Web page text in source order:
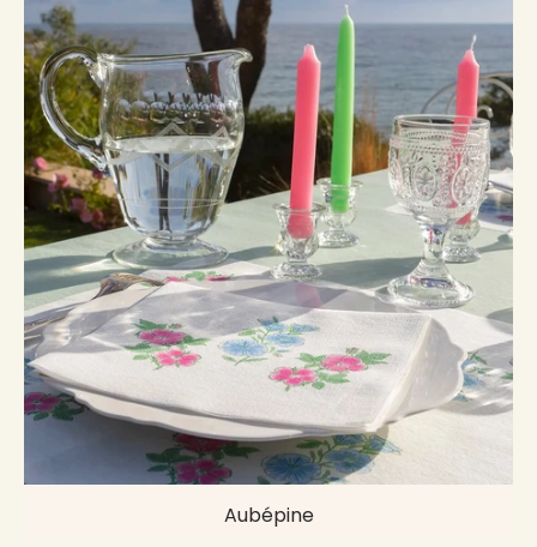
Aubépine